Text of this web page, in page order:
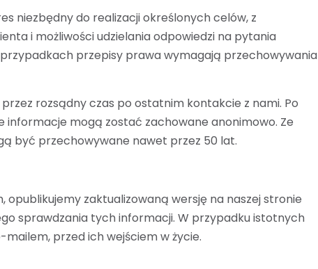
niezbędny do realizacji określonych celów, z
i możliwości udzielania odpowiedzi na pytania
przepisy prawa wymagają przechowywania
rozsądny czas po ostatnim kontakcie z nami. Po
informacje mogą zostać zachowane anonimowo. Ze
być przechowywane nawet przez 50 lat.
zaktualizowaną wersję na naszej stronie
sprawdzania tych informacji. W przypadku istotnych
przed ich wejściem w życie.